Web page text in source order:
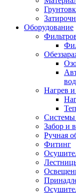
Оборудование
Нагрев
Системы
Забор и
Ручная
Фитинг